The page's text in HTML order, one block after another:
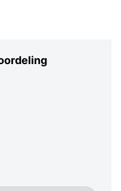
een beoordeling